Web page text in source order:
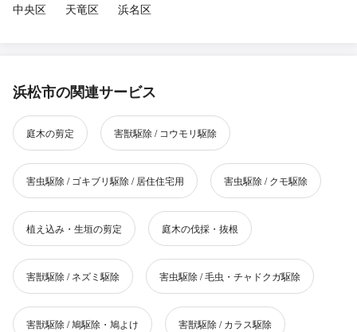
中央区
天竜区 浜名区
浜松市の関連サービス
庭木の剪定 害獣駆除 / コウモリ駆除
害虫駆除 / ゴキブリ駆除 / 居住住宅用 害虫駆除 / クモ駆除
植え込み・生垣の剪定 庭木の伐採・抜根
害獣駆除 / ネズミ駆除 害虫駆除 / 毛虫・チャドクガ駆除
害獣駆除 / 鳩駆除・鳩よけ 害獣駆除 / カラス駆除